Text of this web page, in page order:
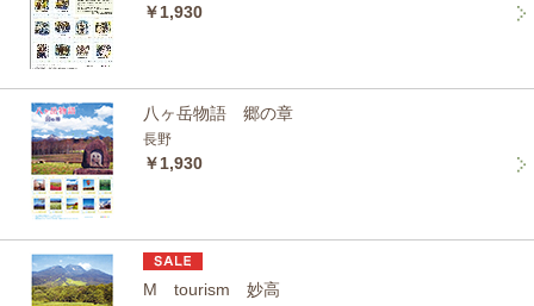
￥1,930
八ヶ岳物語 郷の章
長野
￥1,930
M tourism 妙高